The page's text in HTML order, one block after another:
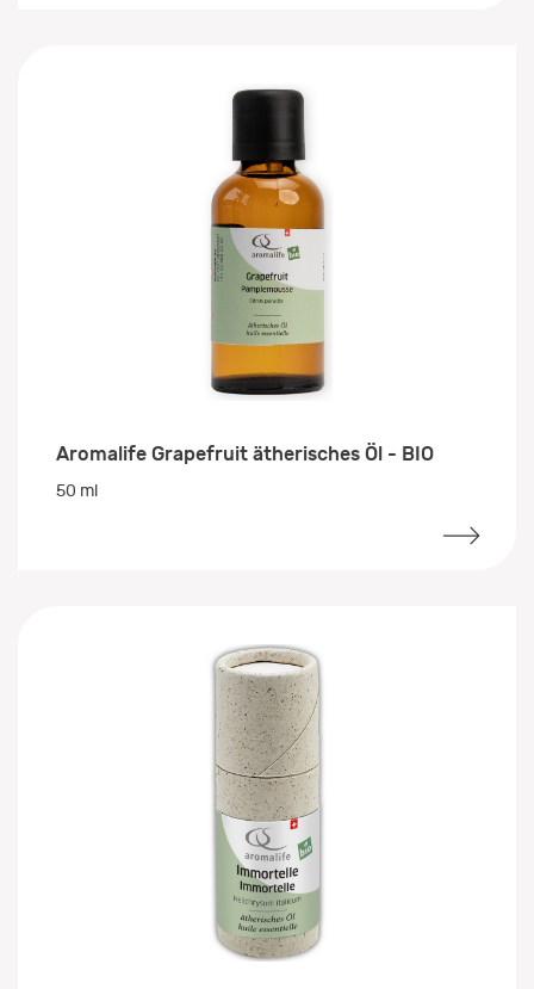
Aromalife Grapefruit ätherisches Öl - BIO
50 ml